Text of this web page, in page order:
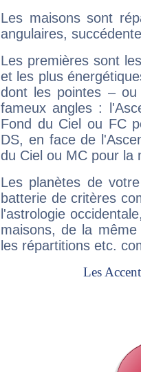
Les maisons sont
angulaires,
Les premières sont
et les plus
dont les pointes –
fameux angles :
Fond du Ciel ou FC
DS, en face de
du Ciel ou MC pour la
Les planètes de
batterie de critères
l'astrologie
maisons, de la
les répartitions etc.